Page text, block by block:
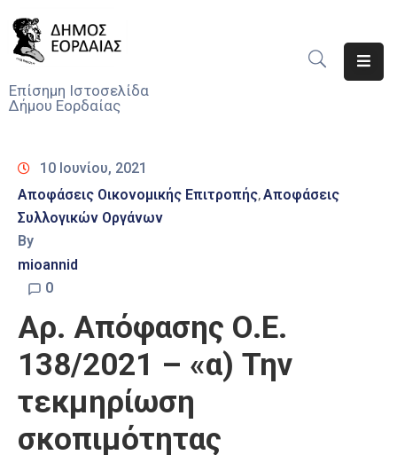
Επίσημη Ιστοσελίδα
Δήμου Εορδαίας
Νέα
Υπηρεσίες
Του
Δήμου
Αποφάσεις
Τηλέφωνα
10 Ιουνίου, 2021
Αποφάσεις Οικονομικής Επιτροπής‚Αποφάσεις
Συλλογικών Οργάνων
By
mioannid
0
Αρ. Απόφασης Ο.Ε.
138/2021 – «α) Την
τεκμηρίωση
σκοπιμότητας